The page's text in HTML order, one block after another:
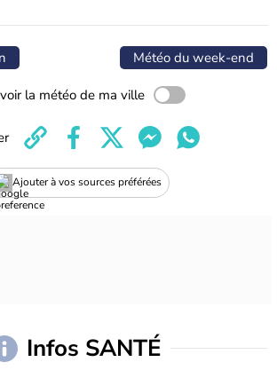
Météo du week-end
la météo de ma ville
Ajouter à vos sources préférées
Infos SANTÉ